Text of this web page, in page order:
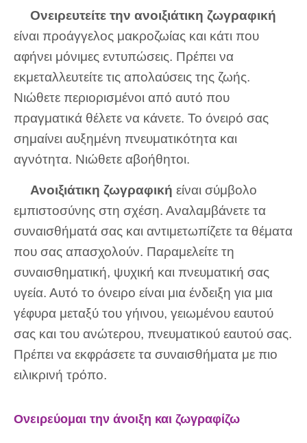
Ονειρευτείτε την ανοιξιάτικη ζωγραφική
είναι προάγγελος μακροζωίας και κάτι που
αφήνει μόνιμες εντυπώσεις. Πρέπει να
εκμεταλλευτείτε τις απολαύσεις της ζωής.
Νιώθετε περιορισμένοι από αυτό που
πραγματικά θέλετε να κάνετε. Το όνειρό σας
σημαίνει αυξημένη πνευματικότητα και
αγνότητα. Νιώθετε αβοήθητοι.
Ανοιξιάτικη ζωγραφική είναι σύμβολο
εμπιστοσύνης στη σχέση. Αναλαμβάνετε τα
συναισθήματά σας και αντιμετωπίζετε τα θέματα
που σας απασχολούν. Παραμελείτε τη
συναισθηματική, ψυχική και πνευματική σας
υγεία. Αυτό το όνειρο είναι μια ένδειξη για μια
γέφυρα μεταξύ του γήινου, γειωμένου εαυτού
σας και του ανώτερου, πνευματικού εαυτού σας.
Πρέπει να εκφράσετε τα συναισθήματα με πιο
ειλικρινή τρόπο.
Ονειρεύομαι την άνοιξη και ζωγραφίζω